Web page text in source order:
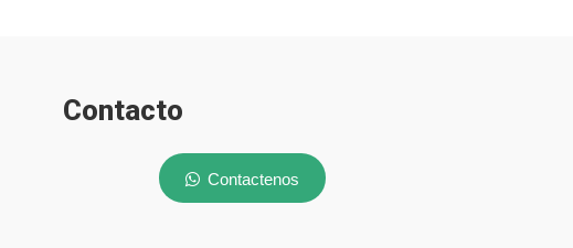
Contacto
Contactenos